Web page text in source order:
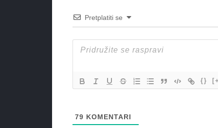
Pretplatiti se
{}
79 KOMENTARI